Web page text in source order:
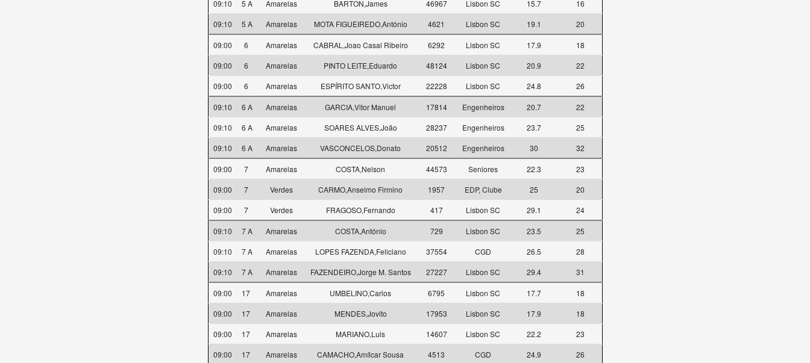
09:10
5 A Amarelas BARTON,James 46967 Lisbon SC 15.7
16
09:10
5 A Amarelas MOTA FIGUEIREDO,António 4621 Lisbon SC 19.1 20
09:00 6 Amarelas CABRAL,Joao Casal Ribeiro 6292 Lisbon SC 17.9
18
09:00
6 Amarelas PINTO LEITE,Eduardo 48124 Lisbon SC 20.9
22
09:00
6 Amarelas ESPÍRITO SANTO,Victor 22228 Lisbon SC 24.8 26
09:10 6 A Amarelas GARCIA,Vitor Manuel 17814 Engenheiros 20.7
22
09:10
6 A Amarelas SOARES ALVES,João 28237 Engenheiros 23.7
25
09:10
6 A Amarelas VASCONCELOS,Donato 20512 Engenheiros 30 32
09:00 7 Amarelas COSTA,Nelson 44573 Seniores 22.3
23
09:00
7 Verdes CARMO,Anselmo Firmino 1957 EDP, Clube 25
20
09:00
7 Verdes FRAGOSO,Fernando 417 Lisbon SC 29.1 24
09:10 7 A Amarelas COSTA,António 729 Lisbon SC 23.5
25
09:10
7 A Amarelas LOPES FAZENDA,Feliciano 37554 CGD 26.5
28
09:10
7 A Amarelas FAZENDEIRO,Jorge M. Santos 27227 Lisbon SC 29.4 31
09:00 17 Amarelas UMBELINO,Carlos 6795 Lisbon SC 17.7
18
09:00
17 Amarelas MENDES,Jovito 17953 Lisbon SC 17.9
18
09:00
17 Amarelas MARIANO,Luis 14607 Lisbon SC 22.2
23
09:00
17 Amarelas CAMACHO,Amílcar Sousa 4513 CGD 24.9 26